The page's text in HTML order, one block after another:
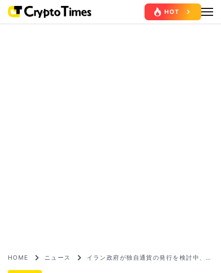
HOME ニュース
イラン政府が独自通貨の発行を検討中、米